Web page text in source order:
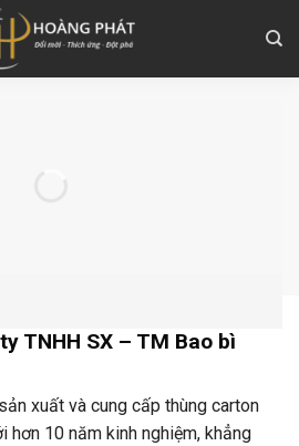
TNHH SX – TM Bao bì
xuất và cung cấp thùng carton
hơn 10 năm kinh nghiệm, khẳng